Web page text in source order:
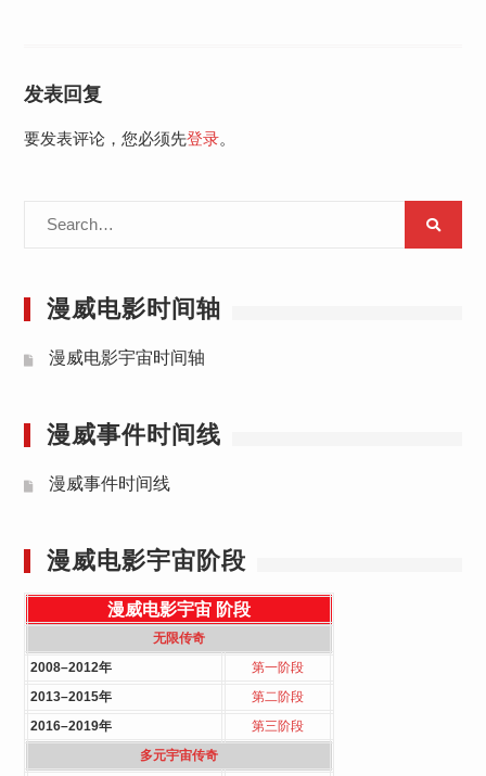
发表回复
要发表评论，您必须先登录。
漫威电影时间轴
漫威电影宇宙时间轴
漫威事件时间线
漫威事件时间线
漫威电影宇宙阶段
漫威电影宇宙 阶段
无限传奇
2008–2012年
第一阶段
2013–2015年
第二阶段
2016–2019年
第三阶段
多元宇宙传奇